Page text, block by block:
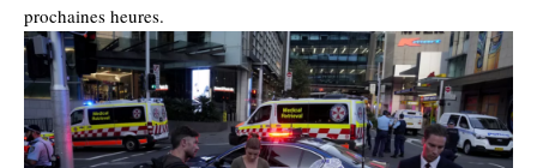
prochaines heures.